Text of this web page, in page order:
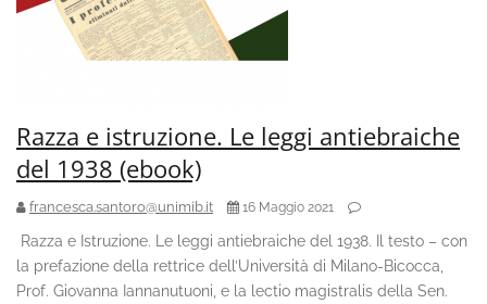
Razza e istruzione. Le leggi antiebraiche
del 1938 (ebook)
francesca.santoro@unimib.it 16 Maggio 2021
Razza e Istruzione. Le leggi antiebraiche del 1938. Il testo – con
la prefazione della rettrice dell’Università di Milano-Bicocca,
Prof. Giovanna Iannanutuoni, e la lectio magistralis della Sen.